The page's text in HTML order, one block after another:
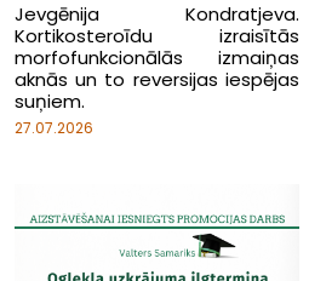
Jevgēnija Kondratjeva.
Kortikosteroīdu izraisītās
morfofunkcionālās izmaiņas
aknās un to reversijas iespējas
suņiem.
27.07.2026